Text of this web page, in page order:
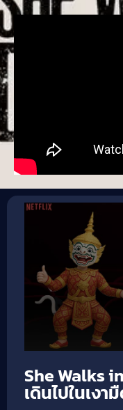
She Walks
เดินไปในเงา